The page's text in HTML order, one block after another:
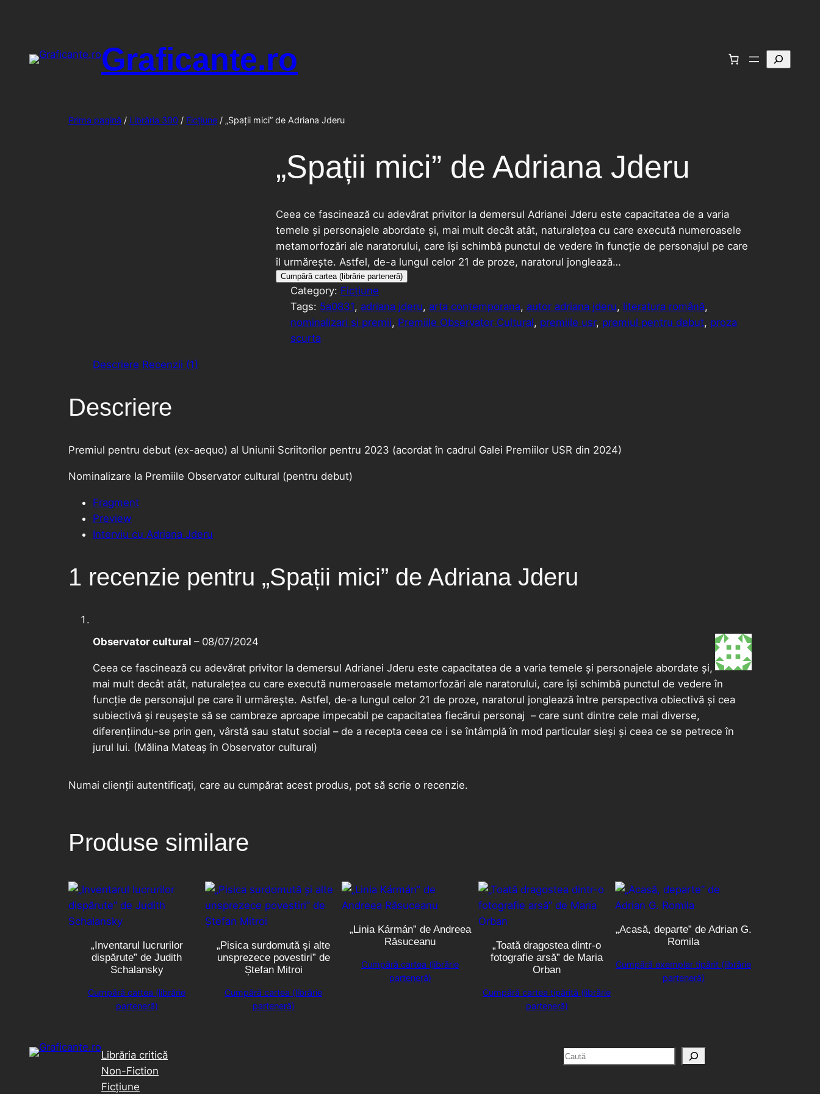
Graficante.ro Caută
Prima pagină / Librăria 300 / Ficțiune / „Spații mici” de Adriana Jderu
„Spații mici” de Adriana Jderu
Ceea ce fascinează cu adevărat privitor la demersul Adrianei Jderu este capacitatea de a varia
temele și personajele abordate și, mai mult decât atât, naturalețea cu care execută numeroasele
metamorfozări ale naratorului, care își schimbă punctul de vedere în funcție de personajul pe care
îl urmărește. Astfel, de-a lungul celor 21 de proze, naratorul jonglează…
Cumpără cartea (librărie parteneră)
Category: Ficțiune
Tags: 5a0831, adriana jderu, arta contemporana, autor adriana jderu, literatura română
nominalizari si premii, Premiile Observator Cultural, premiile usr, premiul pentru debut, proza
scurta
Descriere Recenzii (1)
Descriere
Premiul pentru debut (ex-aequo) al Uniunii Scriitorilor pentru 2023 (acordat în cadrul Galei Premiilor USR din 2024)
Nominalizare la Premiile Observator cultural (pentru debut)
Fragment
Preview
Interviu cu Adriana Jderu
1 recenzie pentru „Spații mici” de Adriana Jderu
Observator cultural – 08/07/2024
Ceea ce fascinează cu adevărat privitor la demersul Adrianei Jderu este capacitatea de a varia temele și personajele abordate și,
mai mult decât atât, naturalețea cu care execută numeroasele metamorfozări ale naratorului, care își schimbă punctul de vedere în
funcție de personajul pe care îl urmărește. Astfel, de-a lungul celor 21 de proze, naratorul jonglează între perspectiva obiectivă și cea
subiectivă și reușește să se cambreze aproape impecabil pe capacitatea fiecărui personaj – care sunt dintre cele mai diverse,
diferențiindu-se prin gen, vârstă sau statut social – de a recepta ceea ce i se întâmplă în mod particular sieși și ceea ce se petrece în
jurul lui. (Mălina Mateaș în Observator cultural)
Numai clienții autentificați, care au cumpărat acest produs, pot să scrie o recenzie.
Produse similare
„Inventarul lucrurilor
dispărute” de Judith
Schalansky
Cumpără cartea (librărie
parteneră)
„Pisica surdomută și alte
unsprezece povestiri” de
Ștefan Mitroi
Cumpără cartea (librărie
parteneră)
„Linia Kármán” de Andreea
Răsuceanu
Cumpără cartea (librărie
parteneră)
„Toată dragostea dintr-o
fotografie arsă” de Maria
Orban
Cumpără cartea tipărită (librărie
parteneră)
„Acasă, departe” de Adrian G.
Romila
Cumpără exemplar tipărit (librărie
parteneră)
Librăria critică
Non-Fiction
Ficțiune
C